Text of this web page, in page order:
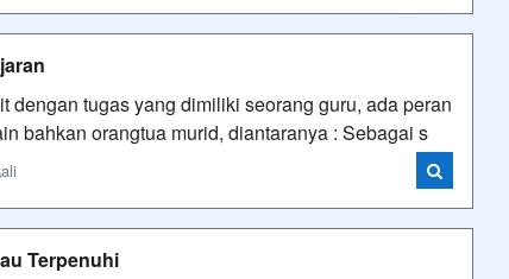
tugas yang dimiliki seorang guru, ada peran
bahkan orangtua murid, diantaranya : Sebagai s
Terpenuhi